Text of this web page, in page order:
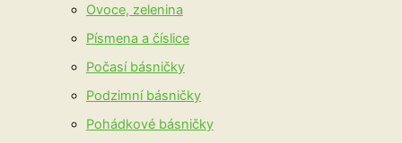
Ovoce, zelenina
Písmena a číslice
Počasí básničky
Podzimní básničky
Pohádkové básničky